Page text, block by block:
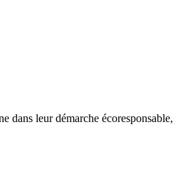
dans leur démarche